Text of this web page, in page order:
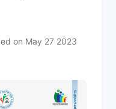
on May 27 2023